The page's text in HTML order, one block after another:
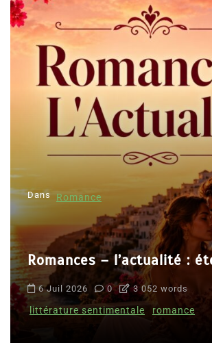
Dans Romance
Romances – l’actualité :
6 Juil 2026 0 3 052 words
littérature sentimentale romance